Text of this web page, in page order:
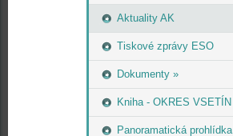
Aktuality AK
Tiskové zprávy ESO
Dokumenty »
Kniha - OKRES VSETÍN
Panoramatická prohlídka